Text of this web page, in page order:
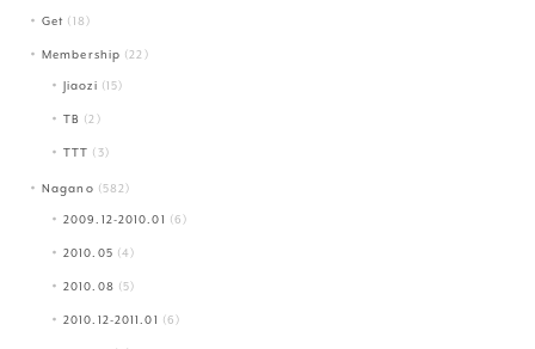
Get (18)
Membership (22)
Jiaozi (15)
TB (2)
TTT (3)
Nagano (582)
2009.12-2010.01 (6)
2010.05 (4)
2010.08 (5)
2010.12-2011.01 (6)